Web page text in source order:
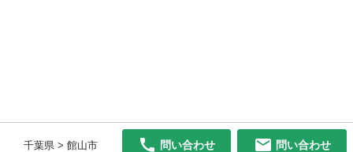
千葉県 > 館山市 問い合わせ 問い合わせ